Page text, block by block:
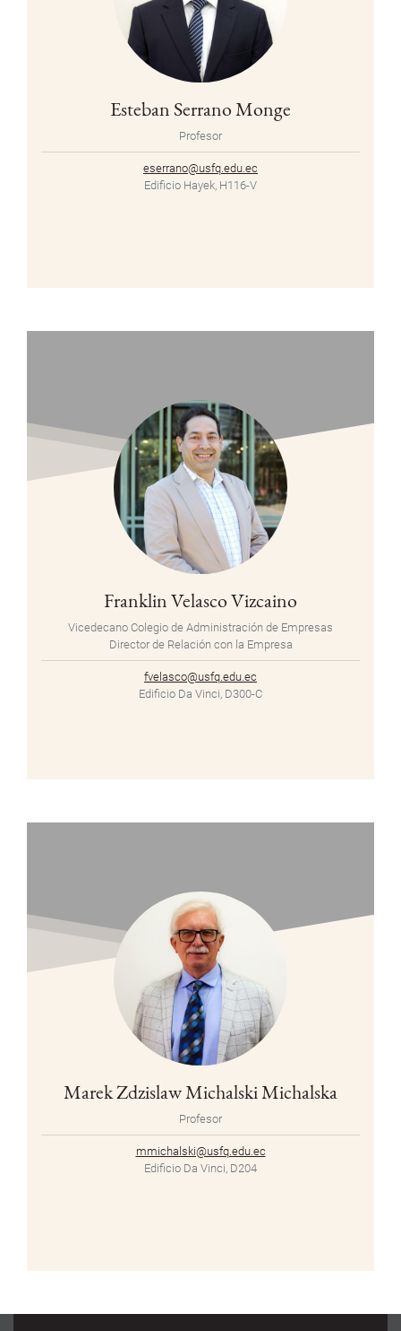
Esteban Serrano Monge
Profesor
eserrano@usfq.edu.ec
Edificio Hayek, H116-V
Franklin Velasco Vizcaino
Vicedecano Colegio de Administración de Empresas
Director de Relación con la Empresa
fvelasco@usfq.edu.ec
Edificio Da Vinci, D300-C
Marek Zdzislaw Michalski Michalska
Profesor
mmichalski@usfq.edu.ec
Edificio Da Vinci, D204